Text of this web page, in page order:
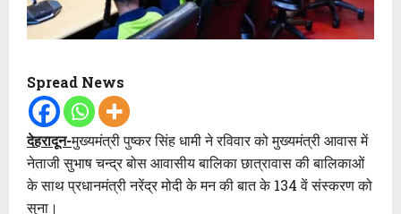
Spread News
देहरादून-मुख्यमंत्री पुष्कर सिंह धामी ने रविवार को मुख्यमंत्री आवास में
नेताजी सुभाष चन्द्र बोस आवासीय बालिका छात्रावास की बालिकाओं
के साथ प्रधानमंत्री नरेंद्र मोदी के मन की बात के 134 वें संस्करण को
सुना।